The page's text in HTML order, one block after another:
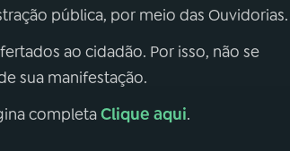
pública, por meio das Ouvidorias.
ao cidadão. Por isso, não se
sua manifestação.
completaClique aqui.